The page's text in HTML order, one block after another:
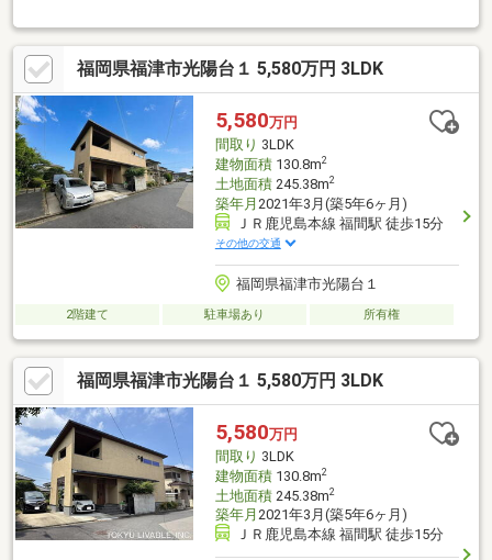
付き車庫2台分（車種による）◆広々とした庭があります◆自然
環境に恵まれている立地◆別荘(感覚)でも使える立地条件
福岡県福津市光陽台１ 5,580万円 3LDK
5,580万円
間取り 3LDK
建物面積130.8m2
土地面積245.38m2
築年月 2021年3月(築5年6ヶ月)
ＪＲ鹿児島本線 福間駅 徒歩15分
その他の交通
福岡県福津市光陽台１
2階建て 駐車場あり 所有権
福岡県福津市光陽台１ 5,580万円 3LDK
5,580万円
間取り 3LDK
建物面積130.8m2
土地面積245.38m2
築年月 2021年3月(築5年6ヶ月)
ＪＲ鹿児島本線 福間駅 徒歩15分